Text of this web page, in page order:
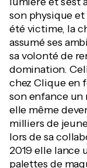
son physique
été victime, la
assumé ses
sa volonté de
domination.
chez Clique en
son enfance un
elle même
milliers de
lors de sa
2019 elle lance
palettes de